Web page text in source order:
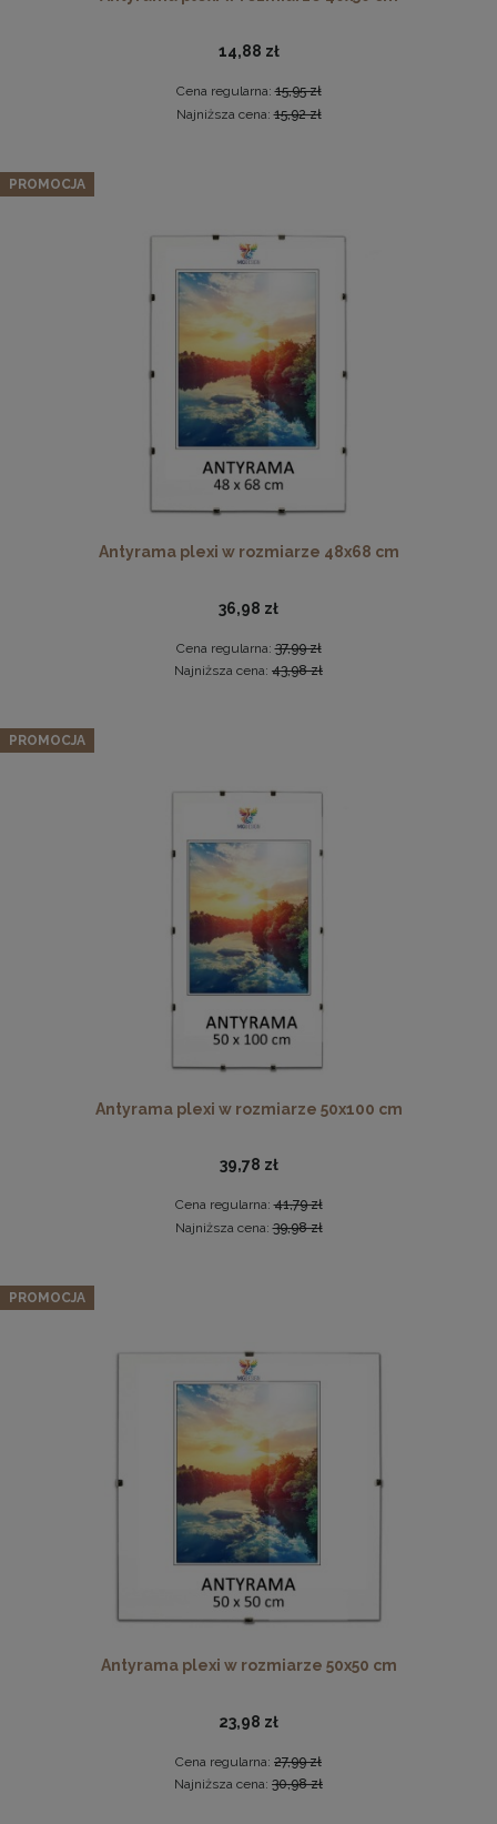
rozmiarze 30 x 40 cm w kolorze białym
28,99 zł
DO KOSZYKA
DO KOSZYKA
Komplet 5 sztuk zawieszek, krokodylków do ramki
Ramka na zdjęcia 48 x 68 cm czarna, z naturalnego
54,99 zł
Zestaw 3 szt. ramek na zdjęcia 48 x 68,3 cm żółtych, z
237,49 zł
Cena regularna:249,99 zł
Najniższa cena:
DO KOSZYKA
Zestaw 3 szt. ramek na zdjęcia 50 x 100 cm turkusowych, z
349,12 zł
Cena regularna:
Najniższa cena:
367,49 zł
DO KOSZYKA
25,37 zł
Cena regularna:
Najniższa cena:
DO KOSZYKA
14,88 zł
Cena regularna:15,95 zł
Najniższa cena:15,92 zł
Antyrama plexi w rozmiarze 48x68 cm
36,98 zł
Cena regularna:37,99 zł
Najniższa cena: 43,98 zł
PROMOCJA
Antyrama plexi w rozmiarze 50x100 cm
39,78 zł
Cena regularna:41,79 zł
Najniższa cena:39,98 zł
PROMOCJA
Antyrama plexi w rozmiarze 50x50 cm
23,98 zł
Cena regularna: 27,99 zł
Najniższa cena: 30,98 zł
PROMOCJA